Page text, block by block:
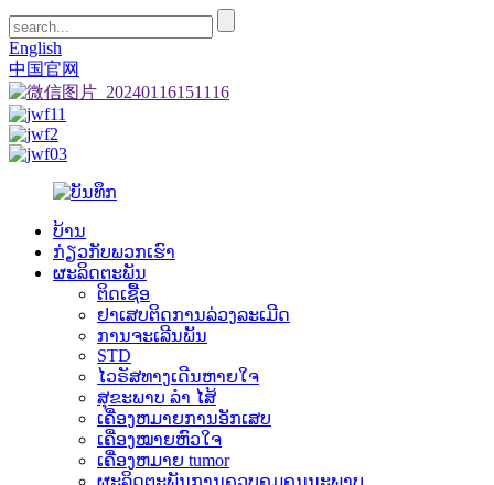
English
中国官网
ບ້ານ
ກ່ຽວ​ກັບ​ພວກ​ເຮົາ
ຜະລິດຕະພັນ
ຕິດເຊື້ອ
ຢາເສບຕິດການລ່ວງລະເມີດ
ການຈະເລີນພັນ
STD
ໄວຣັສທາງເດີນຫາຍໃຈ
ສຸຂະພາບ ລຳ ໄສ້
ເຄື່ອງຫມາຍການອັກເສບ
ເຄື່ອງໝາຍຫົວໃຈ
ເຄື່ອງຫມາຍ tumor
ຜະລິດຕະພັນການຄວບຄຸມຄຸນນະພາບ